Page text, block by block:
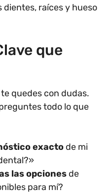
dientes, raíces y hueso
que
quedes con dudas.
todo lo que
exacto de mi
las opciones de
para mí?